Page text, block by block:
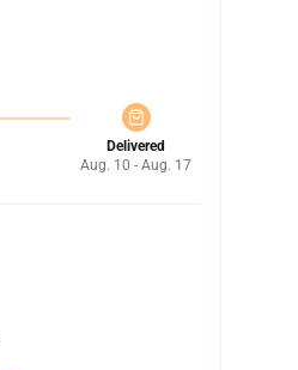
Delivered
Aug. 10 - Aug. 17